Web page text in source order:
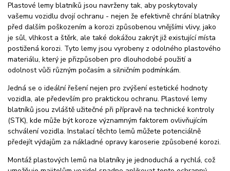
Plastové lemy blatníků jsou navrženy tak, aby poskytovaly
vašemu vozidlu dvojí ochranu - nejen že efektivně chrání blatníky
před dalším poškozením a korozi způsobenou vnějšími vlivy, jako
je sůl, vlhkost a štěrk, ale také dokážou zakrýt již existující místa
postižená korozi. Tyto lemy jsou vyrobeny z odolného plastového
materiálu, který je přizpůsoben pro dlouhodobé použití a
odolnost vůči různým počasím a silničním podmínkám.
Jedná se o ideální řešení nejen pro zvýšení estetické hodnoty
vozidla, ale především pro praktickou ochranu. Plastové lemy
blatníků jsou zvláště užitečné při přípravě na technické kontroly
(STK), kde může být koroze významným faktorem ovlivňujícím
schválení vozidla. Instalací těchto lemů můžete potenciálně
předejít výdajům za nákladné opravy karoserie způsobené korozi.
Montáž plastových lemů na blatníky je jednoduchá a rychlá, což